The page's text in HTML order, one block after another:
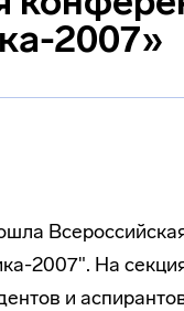
2007»
2007". На
и